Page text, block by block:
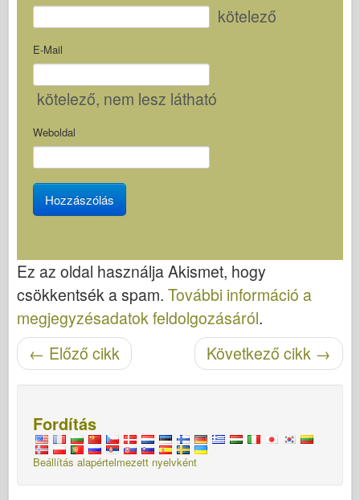
kötelező
E-Mail
kötelező, nem lesz látható
Weboldal
Ez az oldal használja Akismet, hogy
csökkentsék a spam. További információ a
megjegyzésadatok feldolgozásáról.
Cikk navigáció Következő cikk →
← Előző cikk
Fordítás
Beállítás alapértelmezett nyelvként